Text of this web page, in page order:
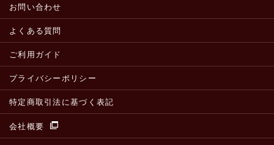
お問い合わせ
よくある質問
ご利用ガイド
プライバシーポリシー
特定商取引法に基づく表記
会社概要